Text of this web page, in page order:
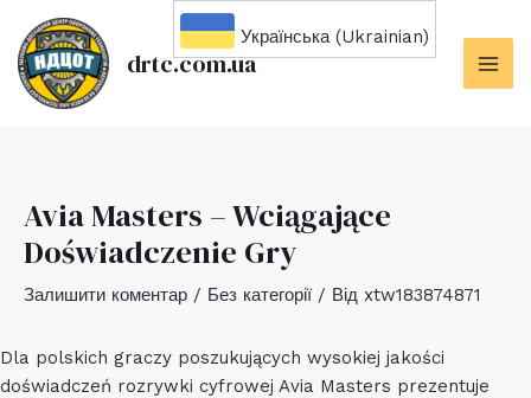
Перейти
вмісту
drtc.com.ua
Avia Masters – Wciągające
Doświadczenie Gry
Залишити коментар / Без категорії / Від xtw183874871
Dla polskich graczy poszukujących wysokiej jakości
doświadczeń rozrywki cyfrowej Avia Masters prezentuje
Українська (Ukrainian)